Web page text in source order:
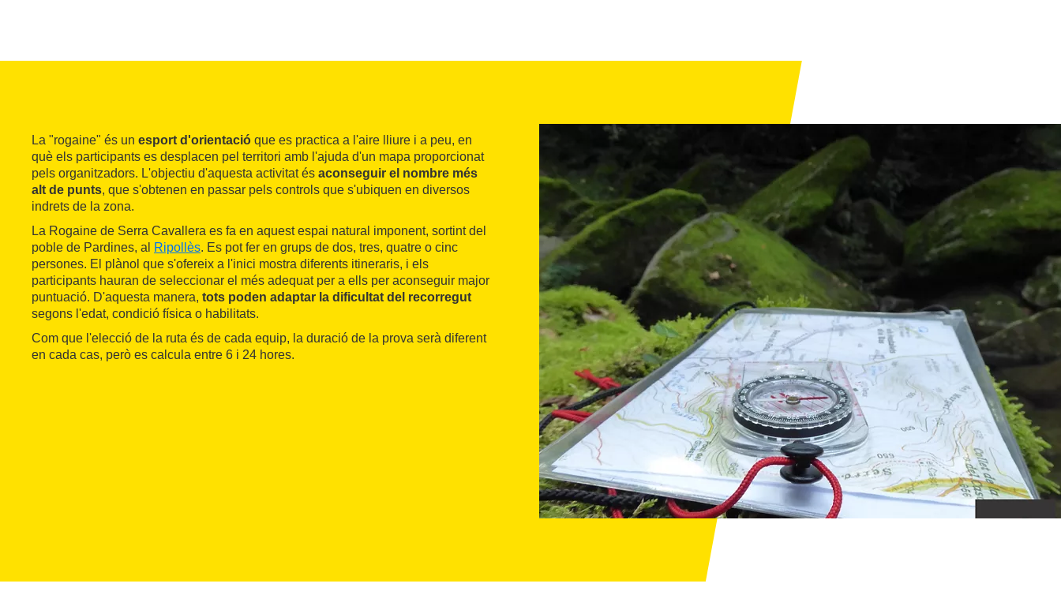
La "rogaine" és un esport d'orientació que es practica a l'aire lliure i a peu, en
què els participants es desplacen pel territori amb l'ajuda d'un mapa proporcionat
pels organitzadors. L'objectiu d'aquesta activitat és aconseguir el nombre més
alt de punts, que s'obtenen en passar pels controls que s'ubiquen en diversos
indrets de la zona.
La Rogaine de Serra Cavallera es fa en aquest espai natural imponent, sortint del
poble de Pardines, al
Ripollès. Es pot fer en grups de dos, tres, quatre o cinc
persones. El plànol que s'ofereix a l'inici mostra diferents itineraris, i els
participants hauran de seleccionar el més adequat per a ells per aconseguir major
puntuació. D'aquesta manera, tots poden adaptar la dificultat del recorregut
segons l'edat, condició física o habilitats.
Com que l'elecció de la ruta és de cada equip, la duració de la prova serà diferent
en cada cas, però es calcula entre 6 i 24 hores.